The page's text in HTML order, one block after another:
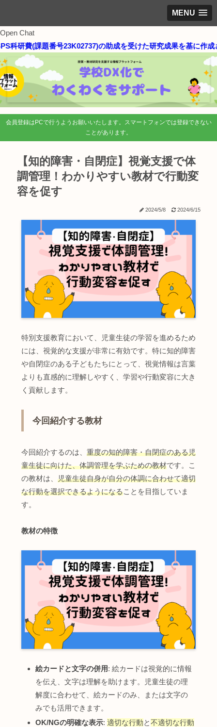
MENU
Open Chat
研費(課題番号23K02737)の助成を受けた研究成果を基に作成さ
会員登録はPCで行うようお願いいたします。スマートフォンでは登録できない
ことがあります。
【知的障害・自閉症】視覚支援で体
調管理！わかりやすい教材で行動変
容を促す
2024/5/8 2024/6/15
特別支援教育において、児童生徒の学習を進めるため
には、視覚的な支援が非常に有効です。特に知的障害
や自閉症のある子どもたちにとって、視覚情報は言葉
よりも直感的に理解しやすく、学習や行動変容に大き
く貢献します。
今回紹介する教材
今回紹介するのは、 重度の知的障害・自閉症のある児
童生徒に向けた、体調管理を学ぶための教材です。こ
の教材は、 児童生徒自身が自分の体調に合わせて適切
な行動を選択できるようになることを目指していま
す。
教材の特徴
絵カードと文字の併用: 絵カードは視覚的に情報
を伝え、文字は理解を助けます。児童生徒の理
解度に合わせて、絵カードのみ、または文字の
みでも活用できます。
OK/NGの明確な表示: 適切な行動と不適切な行動